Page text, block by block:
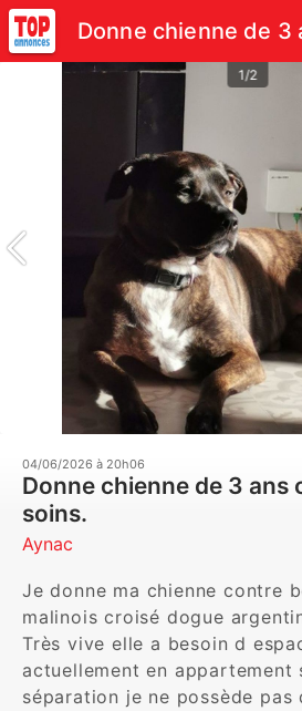
1/2
04/06/2026 à 20h06
Donne chienne de 3 ans
soins.
Aynac
Je donne ma chienne contre
malinois croisé dogue
Très vive elle a besoin d
actuellement en appartement
séparation je ne possède pas